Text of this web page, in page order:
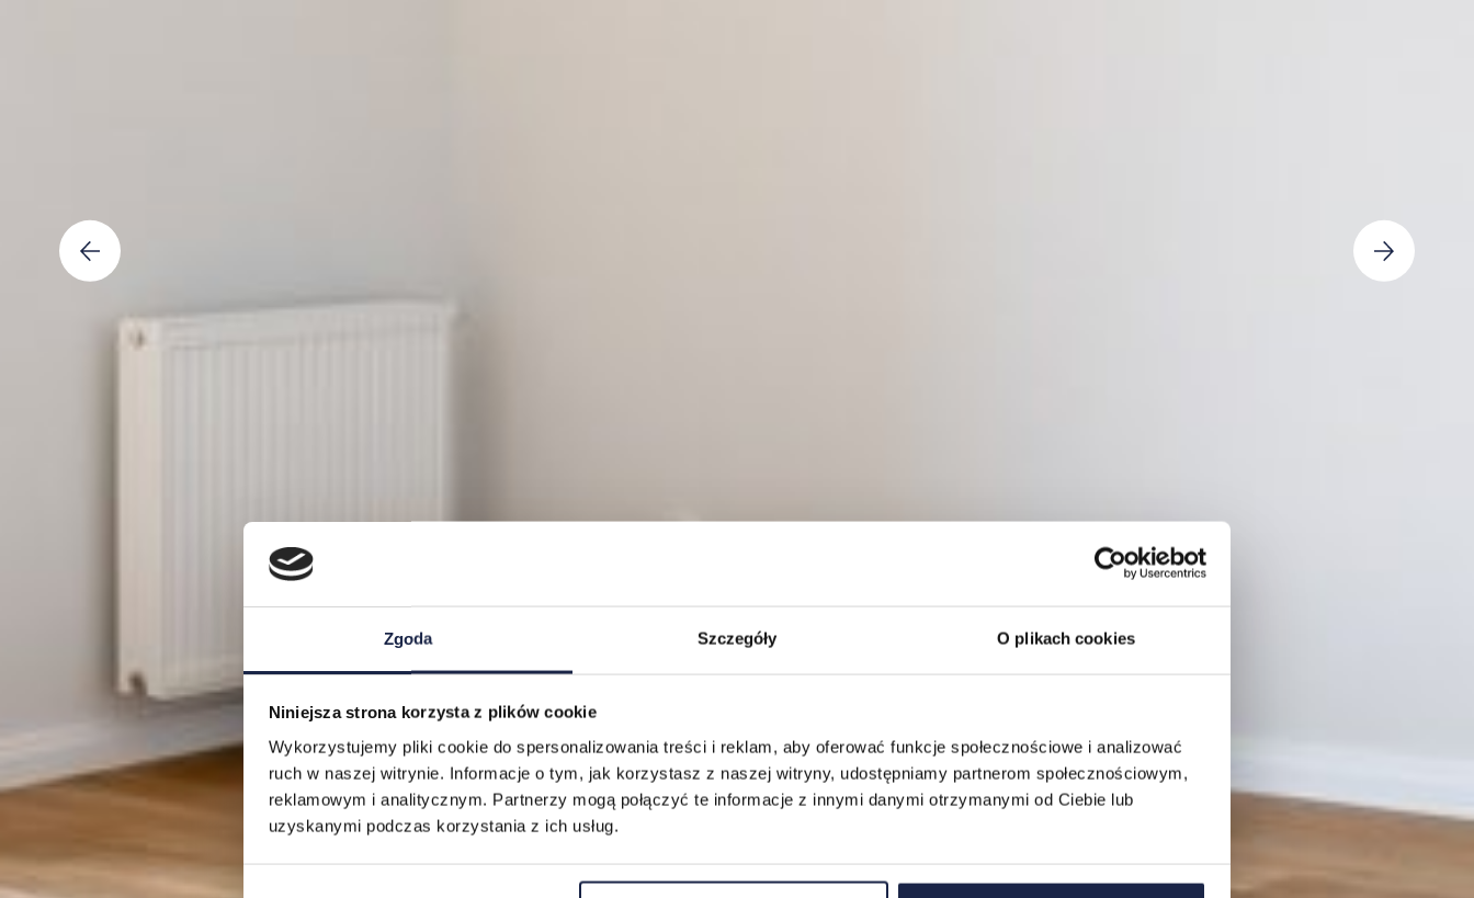
Zgoda Szczegóły O plikach cookies
Niniejsza strona korzysta z plików cookie
Wykorzystujemy pliki cookie do spersonalizowania treści i reklam, aby oferować funkcje społecznościowe i analizować
ruch w naszej witrynie. Informacje o tym, jak korzystasz z naszej witryny, udostępniamy partnerom społecznościowym,
reklamowym i analitycznym. Partnerzy mogą połączyć te informacje z innymi danymi otrzymanymi od Ciebie lub
uzyskanymi podczas korzystania z ich usług.